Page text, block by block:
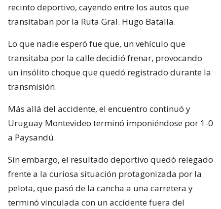
recinto deportivo, cayendo entre los autos que
transitaban por la Ruta Gral. Hugo Batalla.
Lo que nadie esperó fue que, un vehículo que
transitaba por la calle decidió frenar, provocando
un insólito choque que quedó registrado durante la
transmisión.
Más allá del accidente, el encuentro continuó y
Uruguay Montevideo terminó imponiéndose por 1-0
a Paysandú.
Sin embargo, el resultado deportivo quedó relegado
frente a la curiosa situación protagonizada por la
pelota, que pasó de la cancha a una carretera y
terminó vinculada con un accidente fuera del